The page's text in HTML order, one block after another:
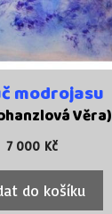
modrojasu
Věra)
7 000 Kč
do košíku